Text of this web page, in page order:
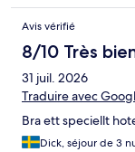
Avis vérifié
8/10 Très
31 juil. 2026
Traduire avec
Bra ett speciellt
Dick, séjour de 3